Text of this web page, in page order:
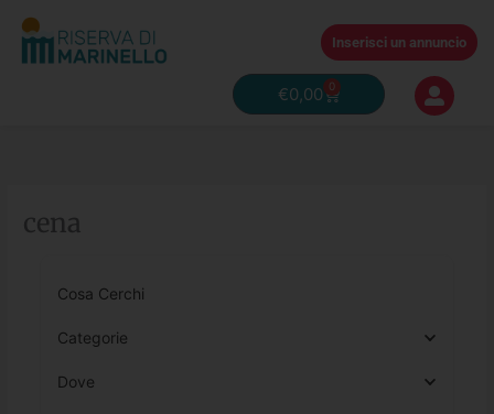
contenuto
Inserisci un annuncio
€0,00 0
Carrello
cena
Cosa Cerchi
Categorie
Dove